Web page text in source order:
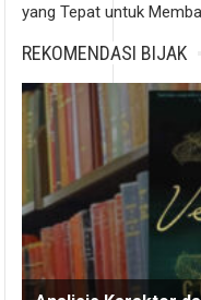
yang Tepat untuk
REKOMENDASI BIJAK